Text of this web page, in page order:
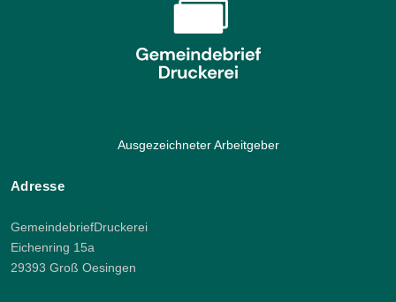
Ausgezeichneter Arbeitgeber
Adresse
GemeindebriefDruckerei
Eichenring 15a
29393 Groß Oesingen